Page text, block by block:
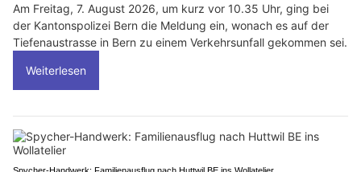
Am Freitag, 7. August 2026, um kurz vor 10.35 Uhr, ging bei
der Kantonspolizei Bern die Meldung ein, wonach es auf der
Tiefenaustrasse in Bern zu einem Verkehrsunfall gekommen sei.
Weiterlesen